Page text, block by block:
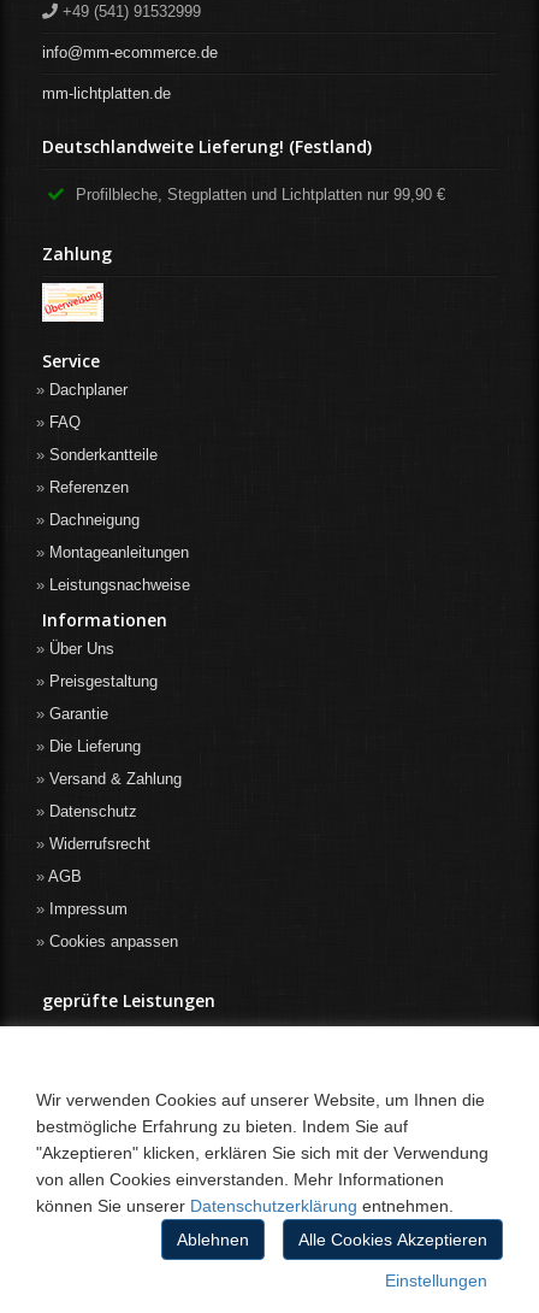
+49 (541) 91532999
info@mm-ecommerce.de
mm-lichtplatten.de
Deutschlandweite Lieferung! (Festland)
Profilbleche, Stegplatten und Lichtplatten nur 99,90 €
Zahlung
Service
Dachplaner
FAQ
Sonderkantteile
Referenzen
Dachneigung
Montageanleitungen
Leistungsnachweise
Informationen
Über Uns
Preisgestaltung
Garantie
Die Lieferung
Versand & Zahlung
Datenschutz
Widerrufsrecht
AGB
Impressum
Cookies anpassen
geprüfte Leistungen
Wir verwenden Cookies auf unserer Website, um Ihnen die
bestmögliche Erfahrung zu bieten. Indem Sie auf
"Akzeptieren" klicken, erklären Sie sich mit der Verwendung
von allen Cookies einverstanden. Mehr Informationen
können Sie unserer Datenschutzerklärung entnehmen.
Alle Cookies Akzeptieren
Ablehnen
Einstellungen